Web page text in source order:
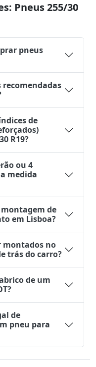
Pneus 255/30
pneus
recomendadas
de
R19?
ou 4
medida
de
em Lisboa?
montados no
trás do carro?
de um
de
pneu para